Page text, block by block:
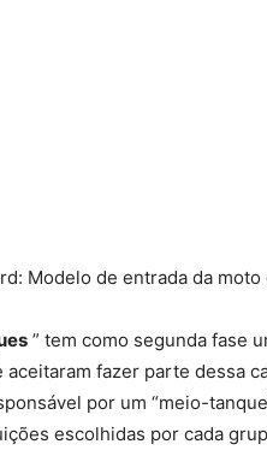
Modelo de entrada da
” tem como segunda fase
fazer parte dessa
por um “meio-
escolhidas por cada